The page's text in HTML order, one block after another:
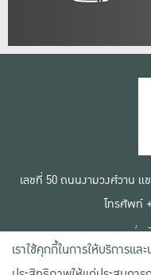
เลขที่ 50 ถนนงามวงศ์วาน แ
โทรศัพท์
เงื่อ
ข้อต
นโย
เราใช้คุกกี้ในการให้บริการแ